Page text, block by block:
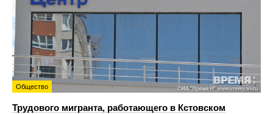
Общество
Трудового мигранта, работающего в Кстовском